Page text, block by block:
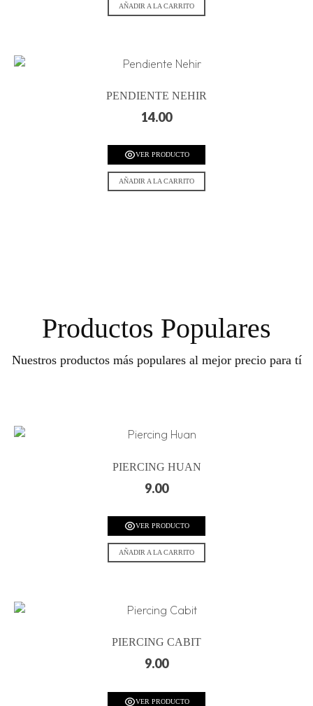
AÑADIR A LA CARRITO
PENDIENTE NEHIR
14.00
VER PRODUCTO
AÑADIR A LA CARRITO
Productos Populares
Nuestros productos más populares al mejor precio para tí
PIERCING HUAN
9.00
VER PRODUCTO
AÑADIR A LA CARRITO
PIERCING CABIT
9.00
VER PRODUCTO